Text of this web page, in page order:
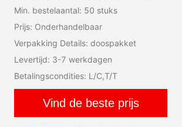
Min. bestelaantal: 50 stuks
Prijs: Onderhandelbaar
Verpakking Details: doospakket
Levertijd: 3-7 werkdagen
Betalingscondities: L/C,T/T
Vind de beste prijs